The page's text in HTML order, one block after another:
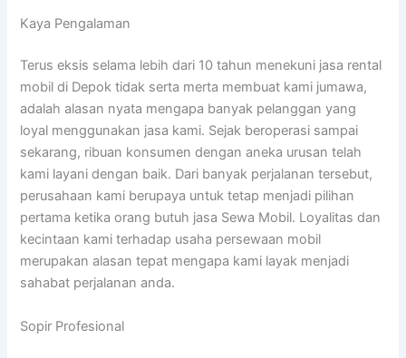
Kaya Pengalaman
Terus eksis selama lebih dari 10 tahun menekuni jasa rental
mobil di Depok tidak serta merta membuat kami jumawa,
adalah alasan nyata mengapa banyak pelanggan yang
loyal menggunakan jasa kami. Sejak beroperasi sampai
sekarang, ribuan konsumen dengan aneka urusan telah
kami layani dengan baik. Dari banyak perjalanan tersebut,
perusahaan kami berupaya untuk tetap menjadi pilihan
pertama ketika orang butuh jasa Sewa Mobil. Loyalitas dan
kecintaan kami terhadap usaha persewaan mobil
merupakan alasan tepat mengapa kami layak menjadi
sahabat perjalanan anda.
Sopir Profesional